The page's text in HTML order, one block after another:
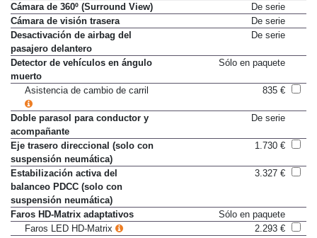
Cámara de 360º (Surround View)
De serie
Cámara de visión trasera
De serie
Desactivación de airbag del
pasajero delantero
De serie
Detector de vehículos en ángulo
muerto
Sólo en paquete
Asistencia de cambio de carril 835 €
Doble parasol para conductor y
acompañante
De serie
Eje trasero direccional (solo con
suspensión neumática)
1.730 €
Estabilización activa del
balanceo PDCC (solo con
suspensión neumática)
3.327 €
Faros HD-Matrix adaptativos
Sólo en paquete
Faros LED HD-Matrix
2.293 €